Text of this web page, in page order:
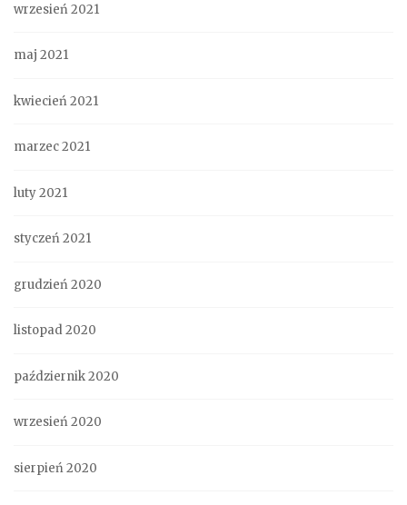
wrzesień 2021
maj 2021
kwiecień 2021
marzec 2021
luty 2021
styczeń 2021
grudzień 2020
listopad 2020
październik 2020
wrzesień 2020
sierpień 2020